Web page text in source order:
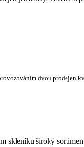
dvou prodejen
skleníku široký